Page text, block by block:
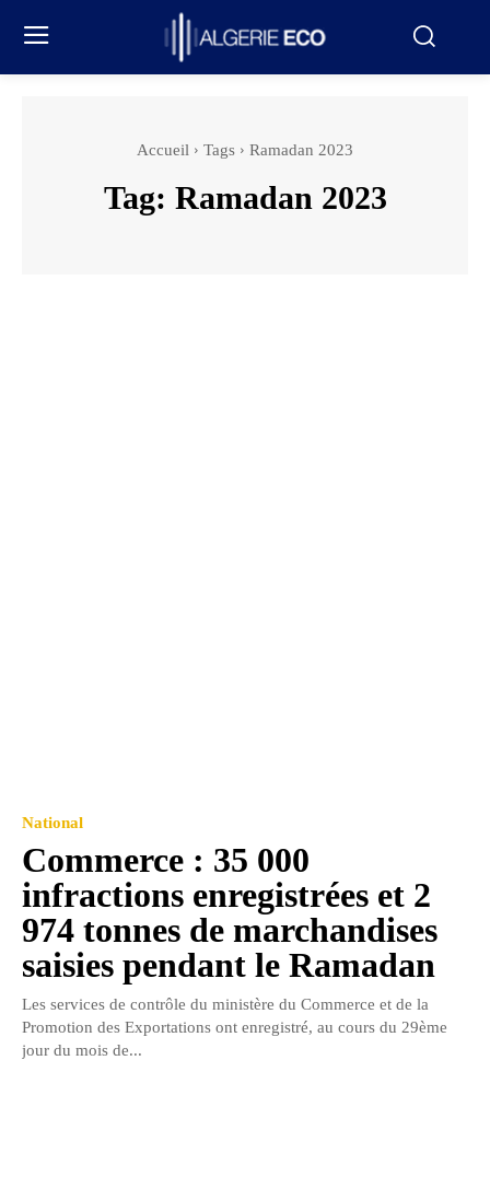
Accueil Tags Ramadan 2023
Tag: Ramadan 2023
National
Commerce : 35 000
infractions enregistrées et 2
974 tonnes de marchandises
saisies pendant le Ramadan
Les services de contrôle du ministère du Commerce et de la
Promotion des Exportations ont enregistré, au cours du 29ème
jour du mois de...